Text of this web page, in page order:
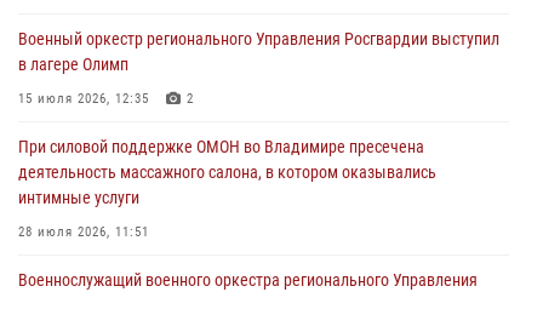
105-летию Центрального округа
19 июля 2026, 11:17
антитеррористическую защищенность детского лагеря «Икар»
17 июля 2026, 12:02 2
Военный оркестр регионального Управления Росгвардии выступил
в лагере Олимп
15 июля 2026, 12:35 2
При силовой поддержке ОМОН во Владимире пресечена
деятельность массажного салона, в котором оказывались
интимные услуги
28 июля 2026, 11:51
Военнослужащий военного оркестра регионального Управления